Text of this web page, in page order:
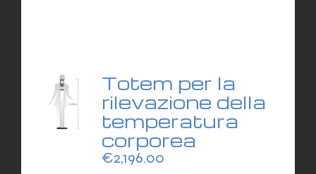
Totem per la
rilevazione della
temperatura
corporea
€2,196.00